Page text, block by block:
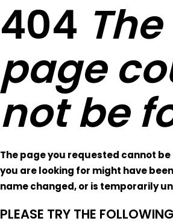
404 The
page
not be
The page you requested cannot
you are looking for might have
name changed, or is temporarily
PLEASE TRY THE